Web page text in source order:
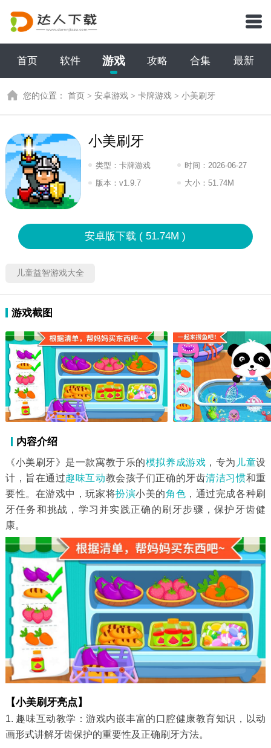
首页 软件 游戏 攻略 合集 最新
您的位置：首页 >安卓游戏 >卡牌游戏 >小美刷牙
小美刷牙
类型：卡牌游戏 时间： 2026-06-27
12:2026
版本：v1.9.7 大小： 51.74M
安卓版下载 ( 51.74M )
儿童益智游戏大全
游戏截图
内容介绍
《小美刷牙》是一款寓教于乐的模拟养成游戏 ，专为 儿童设
计，旨在通过趣味互动教会孩子们正确的牙齿清洁习惯和重
要性。在游戏中，玩家将扮演小美的角色 ，通过完成各种刷
牙任务和挑战，学习并实践正确的刷牙步骤，保护牙齿健
康。
【小美刷牙亮点】
1. 趣味互动教学：游戏内嵌丰富的口腔健康教育知识，以动
画形式讲解牙齿保护的重要性及正确刷牙方法。